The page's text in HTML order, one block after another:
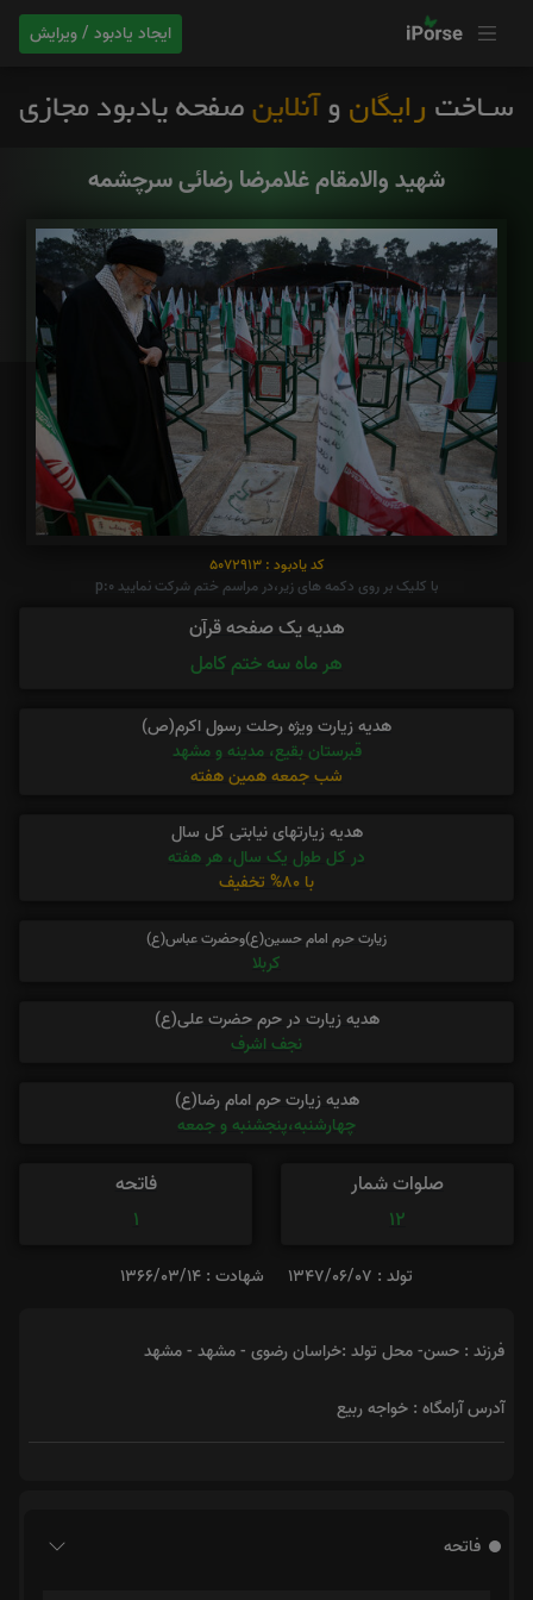
ایجاد یادبود / ویرایش
شهید والامقام غلامرضا رضائی سرچشمه
کد یادبود : 5072913
با کلیک بر روی دکمه های زیر،در مراسم ختم شرکت نمایید p:0
هدیه یک صفحه قرآن
هر ماه سه ختم کامل
هدیه زیارت ویژه رحلت رسول اکرم(ص)
قبرستان بقیع، مدینه و مشهد
شب جمعه همین هفته
هدیه زیارتهای نیابتی کل سال
در کل طول یک سال، هر هفته
با 80% تخفیف
زیارت حرم امام حسین(ع)وحضرت عباس(ع)
کربلا
هدیه زیارت در حرم حضرت علی(ع)
نجف اشرف
هدیه زیارت حرم امام رضا(ع)
چهارشنبه،پنجشنبه و جمعه
صلوات شمار
12
فاتحه
1
تولد : 1347/06/07 شهادت : 1366/03/14
فرزند : حسن- محل تولد :خراسان رضوی - مشهد - مشهد
آدرس آرامگاه : خواجه ربیع
فاتحه